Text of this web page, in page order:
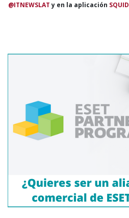
@ITNEWSLATy en la aplicación SQUID